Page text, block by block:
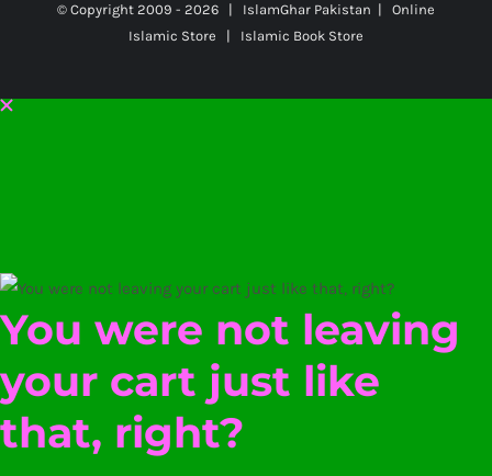
© Copyright 2009 - 2026 | IslamGhar Pakistan | Online
Islamic Store | Islamic Book Store
You were not leaving
your cart just like
that, right?